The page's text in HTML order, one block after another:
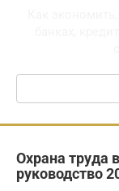
Поиск:
Охрана труда
руководство